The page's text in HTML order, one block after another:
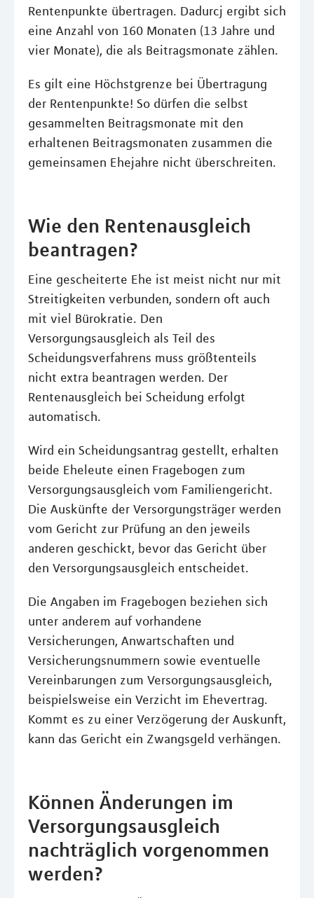
Rentenpunkte übertragen. Dadurcj ergibt sich
eine Anzahl von 160 Monaten (13 Jahre und
vier Monate), die als Beitragsmonate zählen.
Es gilt eine Höchstgrenze bei Übertragung
der Rentenpunkte! So dürfen die selbst
gesammelten Beitragsmonate mit den
erhaltenen Beitragsmonaten zusammen die
gemeinsamen Ehejahre nicht überschreiten.
Wie den Rentenausgleich
beantragen?
Eine gescheiterte Ehe ist meist nicht nur mit
Streitigkeiten verbunden, sondern oft auch
mit viel Bürokratie. Den
Versorgungsausgleich als Teil des
Scheidungsverfahrens muss größtenteils
nicht extra beantragen werden. Der
Rentenausgleich bei Scheidung erfolgt
automatisch.
Wird ein Scheidungsantrag gestellt, erhalten
beide Eheleute einen Fragebogen zum
Versorgungsausgleich vom Familiengericht.
Die Auskünfte der Versorgungsträger werden
vom Gericht zur Prüfung an den jeweils
anderen geschickt, bevor das Gericht über
den Versorgungsausgleich entscheidet.
Die Angaben im Fragebogen beziehen sich
unter anderem auf vorhandene
Versicherungen, Anwartschaften und
Versicherungsnummern sowie eventuelle
Vereinbarungen zum Versorgungsausgleich,
beispielsweise ein Verzicht im Ehevertrag.
Kommt es zu einer Verzögerung der Auskunft,
kann das Gericht ein Zwangsgeld verhängen.
Können Änderungen im
Versorgungsausgleich
nachträglich vorgenommen
werden?